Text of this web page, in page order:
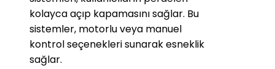
kolayca açıp kapamasını sağlar. Bu
sistemler, motorlu veya manuel
kontrol seçenekleri sunarak esneklik
sağlar.